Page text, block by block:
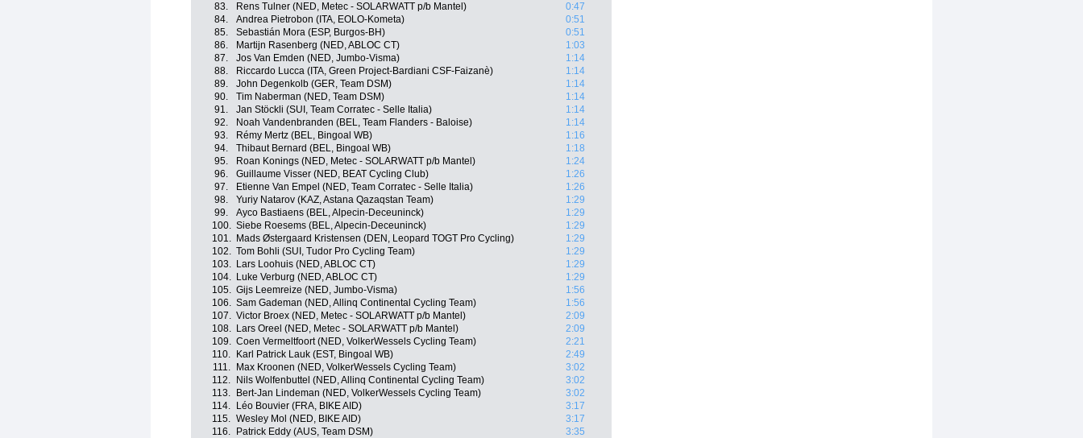
83.
Rens Tulner (NED, Metec - SOLARWATT p/b Mantel)
0:47
84.
Andrea Pietrobon (ITA, EOLO-Kometa)
0:51
85.
Sebastián Mora (ESP, Burgos-BH)
0:51
86.
Martijn Rasenberg (NED, ABLOC CT)
1:03
87.
Jos Van Emden (NED, Jumbo-Visma)
1:14
88.
Riccardo Lucca (ITA, Green Project-Bardiani CSF-Faizanè)
1:14
89.
John Degenkolb (GER, Team DSM)
1:14
90.
Tim Naberman (NED, Team DSM)
1:14
91.
Jan Stöckli (SUI, Team Corratec - Selle Italia)
1:14
92.
Noah Vandenbranden (BEL, Team Flanders - Baloise)
1:14
93.
Rémy Mertz (BEL, Bingoal WB)
1:16
94.
Thibaut Bernard (BEL, Bingoal WB)
1:18
95.
Roan Konings (NED, Metec - SOLARWATT p/b Mantel)
1:24
96.
Guillaume Visser (NED, BEAT Cycling Club)
1:26
97.
Etienne Van Empel (NED, Team Corratec - Selle Italia)
1:26
98.
Yuriy Natarov (KAZ, Astana Qazaqstan Team)
1:29
99.
Ayco Bastiaens (BEL, Alpecin-Deceuninck)
1:29
100. Siebe Roesems (BEL, Alpecin-Deceuninck)
1:29
101.
Mads Østergaard Kristensen (DEN, Leopard TOGT Pro Cycling)
1:29
102. Tom Bohli (SUI, Tudor Pro Cycling Team)
1:29
103.
Lars Loohuis (NED, ABLOC CT)
1:29
104.
Luke Verburg (NED, ABLOC CT)
1:29
105. Gijs Leemreize (NED, Jumbo-Visma)
1:56
106. Sam Gademan (NED, Allinq Continental Cycling Team)
1:56
107. Victor Broex (NED, Metec - SOLARWATT p/b Mantel)
2:09
108.
Lars Oreel (NED, Metec - SOLARWATT p/b Mantel)
2:09
109. Coen Vermeltfoort (NED, VolkerWessels Cycling Team)
2:21
110.
Karl Patrick Lauk (EST, Bingoal WB)
2:49
111.
Max Kroonen (NED, VolkerWessels Cycling Team)
3:02
112.
Nils Wolfenbuttel (NED, Allinq Continental Cycling Team)
3:02
113.
Bert-Jan Lindeman (NED, VolkerWessels Cycling Team)
3:02
114.
Léo Bouvier (FRA, BIKE AID)
3:17
115. Wesley Mol (NED, BIKE AID)
3:17
116.
Patrick Eddy (AUS, Team DSM)
3:35